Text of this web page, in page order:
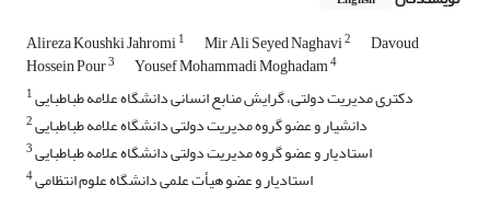
Alireza Koushki Jahromi1 Mir Ali Seyed Naghavi2 Davoud
Hossein Pour3 Yousef Mohammadi Moghadam4
1دکتری مدیریت دولتی، گرایش منابع انسانی دانشگاه علامه طباطبایی
2دانشیار و عضو گروه مدیریت دولتی دانشگاه علامه طباطبایی
3استادیار و عضو گروه مدیریت دولتی دانشگاه علامه طباطبایی
4استادیار و عضو هیأت علمی دانشگاه علوم انتظامی